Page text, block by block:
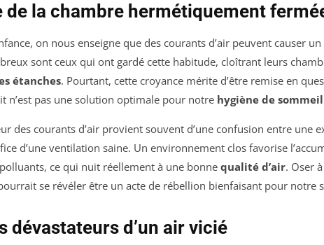
de la chambre hermétiquement
on nous enseigne que des courants d’air peuvent causer
sont ceux qui ont gardé cette habitude, cloîtrant leurs
étanches. Pourtant, cette croyance mérite d’être remise en
n’est pas une solution optimale pour notre hygiène de sommeil
des courants d’air provient souvent d’une confusion entre une
d’une ventilation saine. Un environnement clos favorise
ce qui nuit réellement à une bonne qualité d’air. Oser
se révéler être un acte de rébellion bienfaisant pour notre
dévastateurs d’un air vicié